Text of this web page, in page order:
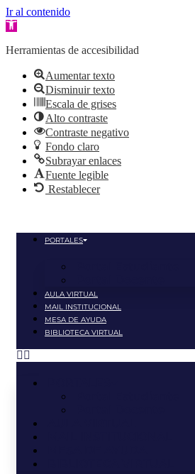
Ir al contenido
Abrir
de
Herramientas de accesibilidad
Aumentar texto
Disminuir texto
Escala de grises
Alto contraste
Contraste negativo
Fondo claro
Subrayar enlaces
Fuente legible
Restablecer
contenidoPORTALES
AULA VIRTUAL
MAIL INSTITUCIONAL
MESA DE AYUDA
BIBLIOTECA VIRTUAL